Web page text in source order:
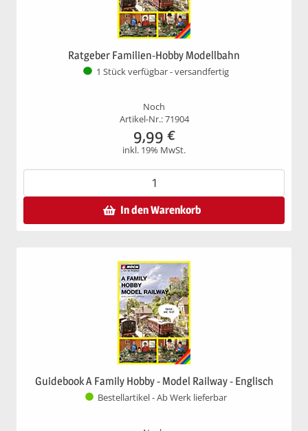
Ratgeber Familien-Hobby Modellbahn
1 Stück verfügbar - versandfertig
Noch
Artikel-Nr.: 71904
9,99 €
inkl. 19% MwSt.
In den Warenkorb
Guidebook A Family Hobby - Model Railway - Englisch
Bestellartikel - Ab Werk lieferbar